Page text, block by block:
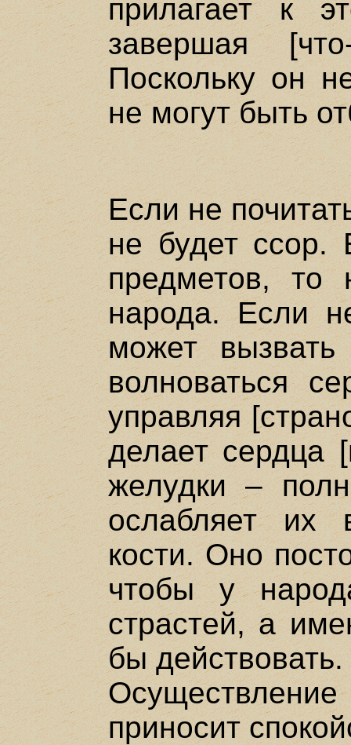
прилагает к
завершая
Поскольку он
не могут быть
Если не
не будет ссор.
предметов, то
народа. Если
может
волноваться
управляя
делает сердца
желудки –
ослабляет их
кости. Оно
чтобы у
страстей, а
бы действовать.
приносит